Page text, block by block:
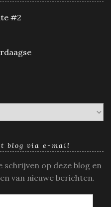
#2
blog via e-mail
schrijven op deze blog en
van nieuwe berichten.